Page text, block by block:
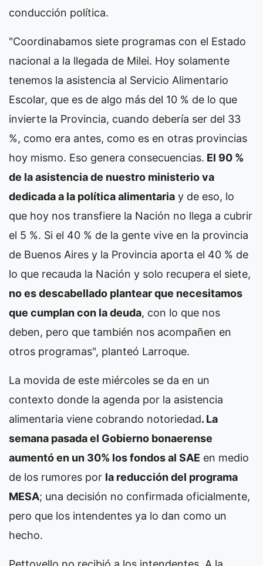
conducción política.
"Coordinabamos siete programas con el Estado
nacional a la llegada de Milei. Hoy solamente
tenemos la asistencia al Servicio Alimentario
Escolar, que es de algo más del 10 % de lo que
invierte la Provincia, cuando debería ser del 33
%, como era antes, como es en otras provincias
hoy mismo. Eso genera consecuencias. El 90 %
de la asistencia de nuestro ministerio va
dedicada a la política alimentaria y de eso, lo
que hoy nos transfiere la Nación no llega a cubrir
el 5 %. Si el 40 % de la gente vive en la provincia
de Buenos Aires y la Provincia aporta el 40 % de
lo que recauda la Nación y solo recupera el siete,
no es descabellado plantear que necesitamos
que cumplan con la deuda, con lo que nos
deben, pero que también nos acompañen en
otros programas", planteó Larroque.
La movida de este miércoles se da en un
contexto donde la agenda por la asistencia
alimentaria viene cobrando notoriedad. La
semana pasada el Gobierno bonaerense
aumentó en un 30% los fondos al SAE en medio
de los rumores por la reducción del programa
MESA; una decisión no confirmada oficialmente,
pero que los intendentes ya lo dan como un
hecho.